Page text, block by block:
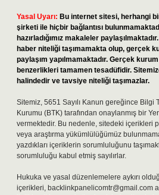
Yasal Uyarı: Bu internet sitesi, herhangi
şirketi ile hiçbir bağlantısı
hazırladığımız makaleler
haber niteliği taşımamakta olup, gerçek
paylaşım yapılmamaktadır. Gerçek
benzerlikleri tamamen tesadüfidir.
halindedir ve tavsiye niteliği taşımazlar.
Sitemiz, 5651 Sayılı Kanun gereğince Bilgi
Kurumu (BTK) tarafından onaylanmış bir
vermektedir. Bu nedenle, sitedeki içerikleri
veya araştırma yükümlülüğümüz
yazdıkları içeriklerin sorumluluğunu
sorumluluğu kabul etmiş sayılırlar.
Hukuka ve yasal düzenlemelere aykırı
içerikleri, backlinkpanelicomtr@gmail.com